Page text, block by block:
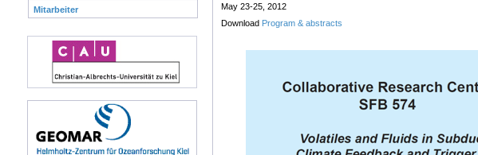
Mitarbeiter
May 23-25, 2012
Download Program & abstracts